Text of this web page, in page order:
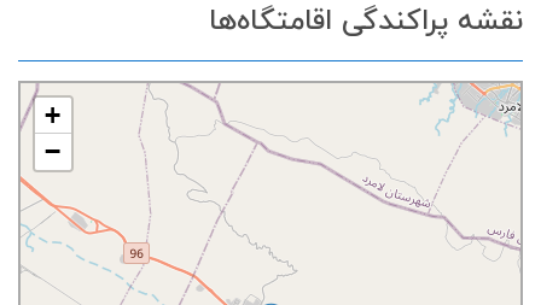
نقشه پراکندگی اقامتگاه‌ها
+
−